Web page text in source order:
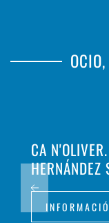
CA
HERNÁNDEZ